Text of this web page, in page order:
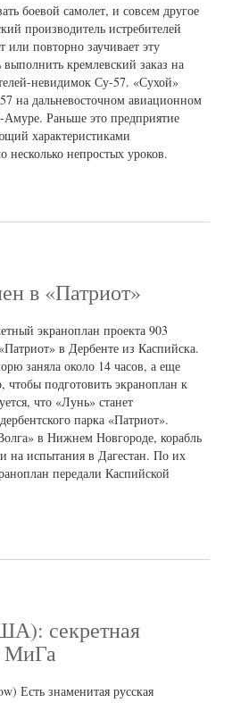
боевой самолет, и совсем другое
производитель истребителей
или повторно заучивает эту
кремлевский заказ на
невидимок Су-57. «Сухой»
на дальневосточном авиационном
Амуре. Раньше это предприятие
характеристиками
несколько непростых уроков.
в «Патриот»
экраноплан проекта 903
в Дербенте из Каспийска.
заняла около 14 часов, а еще
чтобы подготовить экраноплан к
что «Лунь» станет
парка «Патриот».
в Нижнем Новгороде, корабль
на испытания в Дагестан. По их
передали Каспийской
секретная
МиГа
Есть знаменитая русская